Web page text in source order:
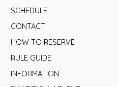
SCHEDULE
CONTACT
HOW TO RESERVE
RULE GUIDE
INFORMATION